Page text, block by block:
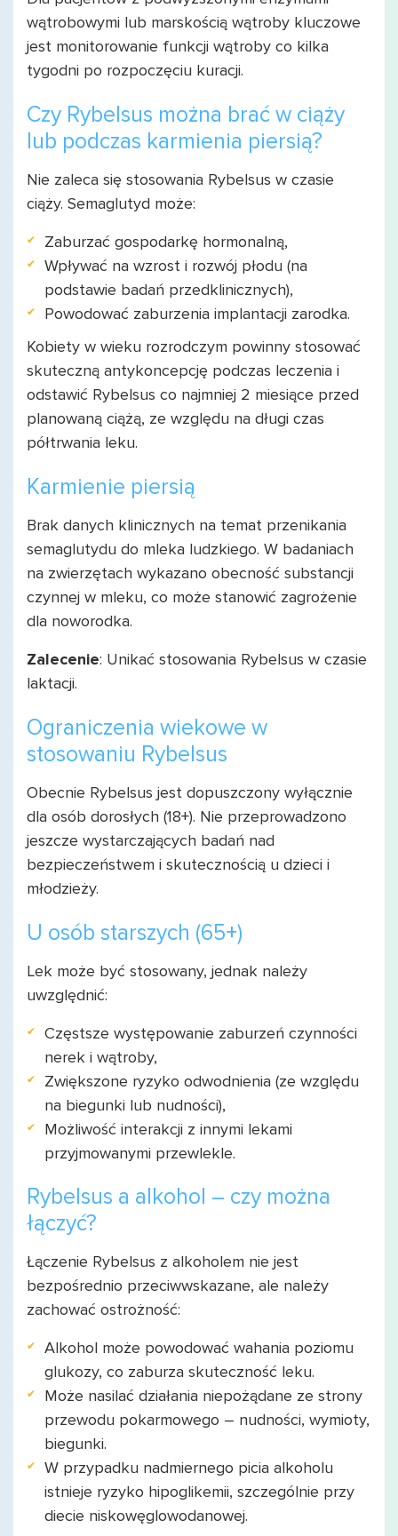
wątrobowymi lub marskością wątroby kluczowe
jest monitorowanie funkcji wątroby co kilka
tygodni po rozpoczęciu kuracji.
Czy Rybelsus można brać w ciąży
lub podczas karmienia piersią?
Nie zaleca się stosowania Rybelsus w czasie
ciąży. Semaglutyd może:
Zaburzać gospodarkę hormonalną,
Wpływać na wzrost i rozwój płodu (na
podstawie badań przedklinicznych),
Powodować zaburzenia implantacji zarodka.
Kobiety w wieku rozrodczym powinny stosować
skuteczną antykoncepcję podczas leczenia i
odstawić Rybelsus co najmniej 2 miesiące przed
planowaną ciążą, ze względu na długi czas
półtrwania leku.
Karmienie piersią
Brak danych klinicznych na temat przenikania
semaglutydu do mleka ludzkiego. W badaniach
na zwierzętach wykazano obecność substancji
czynnej w mleku, co może stanowić zagrożenie
dla noworodka.
Zalecenie: Unikać stosowania Rybelsus w czasie
laktacji.
Ograniczenia wiekowe w
stosowaniu Rybelsus
Obecnie Rybelsus jest dopuszczony wyłącznie
dla osób dorosłych (18+). Nie przeprowadzono
jeszcze wystarczających badań nad
bezpieczeństwem i skutecznością u dzieci i
młodzieży.
U osób starszych (65+)
Lek może być stosowany, jednak należy
uwzględnić:
Częstsze występowanie zaburzeń czynności
nerek i wątroby,
Zwiększone ryzyko odwodnienia (ze względu
na biegunki lub nudności),
Możliwość interakcji z innymi lekami
przyjmowanymi przewlekle.
Rybelsus a alkohol – czy można
łączyć?
Łączenie Rybelsus z alkoholem nie jest
bezpośrednio przeciwwskazane, ale należy
zachować ostrożność:
Alkohol może powodować wahania poziomu
glukozy, co zaburza skuteczność leku.
Może nasilać działania niepożądane ze strony
przewodu pokarmowego – nudności, wymioty,
biegunki.
W przypadku nadmiernego picia alkoholu
istnieje ryzyko hipoglikemii, szczególnie przy
diecie niskowęglowodanowej.